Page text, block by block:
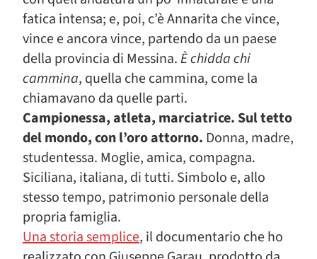
fatica intensa; e, poi, c’è Annarita che vince,
vince e ancora vince, partendo da un paese
della provincia di Messina.È chidda chi
cammina, quella che cammina, come la
chiamavano da quelle parti.
Campionessa, atleta, marciatrice. Sul tetto
del mondo, con l’oro attorno. Donna, madre,
studentessa. Moglie, amica, compagna.
Siciliana, italiana, di tutti. Simbolo e, allo
stesso tempo, patrimonio personale della
propria famiglia.
Una storia semplice, il documentario che ho